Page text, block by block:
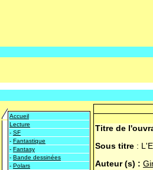
Accueil
Lecture
- SF
- Fantastique
- Fantasy
- Bande dessinées
- Polars
Titre de
Sous titre :
Auteur (s) :